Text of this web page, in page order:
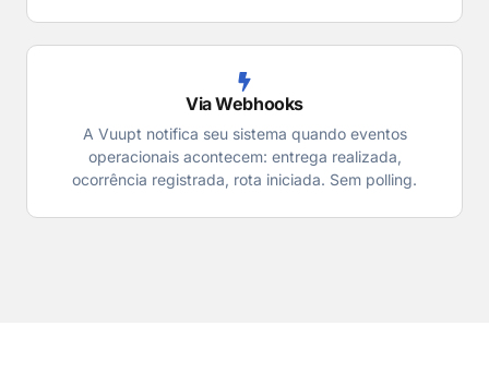
Via Webhooks
A Vuupt notifica seu sistema quando eventos
operacionais acontecem: entrega realizada,
ocorrência registrada, rota iniciada. Sem polling.